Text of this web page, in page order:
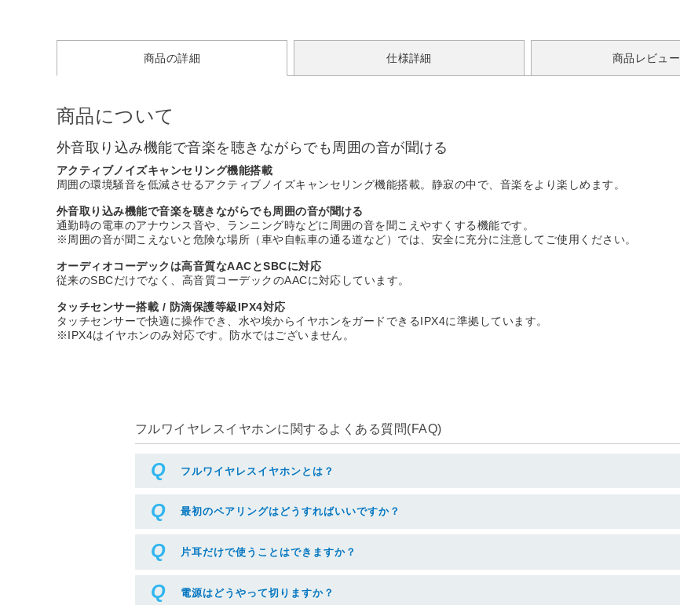
商品の詳細 仕様詳細 商品レビュー
商品について
外音取り込み機能で音楽を聴きながらでも周囲の音が聞ける
アクティブノイズキャンセリング機能搭載
周囲の環境騒音を低減させるアクティブノイズキャンセリング機能搭載。静寂の中で、音楽をより楽しめます。
外音取り込み機能で音楽を聴きながらでも周囲の音が聞ける
通勤時の電車のアナウンス音や、ランニング時などに周囲の音を聞こえやすくする機能です。
※周囲の音が聞こえないと危険な場所（車や自転車の通る道など）では、安全に充分に注意してご使用ください。
オーディオコーデックは高音質なAACとSBCに対応
従来のSBCだけでなく、高音質コーデックのAACに対応しています。
タッチセンサー搭載 / 防滴保護等級IPX4対応
タッチセンサーで快適に操作でき、水や埃からイヤホンをガードできるIPX4に準拠しています。
※IPX4はイヤホンのみ対応です。防水ではございません。
フルワイヤレスイヤホンに関するよくある質問(FAQ)
フルワイヤレスイヤホンとは？
最初のペアリングはどうすればいいですか？
片耳だけで使うことはできますか？
電源はどうやって切りますか？